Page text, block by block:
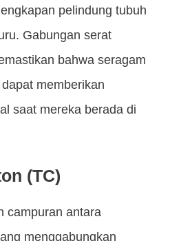
pelindung tubuh
Gabungan serat
bahwa seragam
memberikan
saat mereka berada di
(TC)
campuran antara
menggabungkan